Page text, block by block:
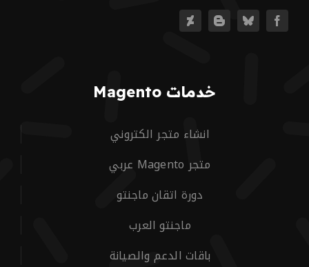
خدمات Magento
انشاء متجر الكتروني
متجر Magento عربي
دورة اتقان ماجنتو
ماجنتو العرب
باقات الدعم والصيانة